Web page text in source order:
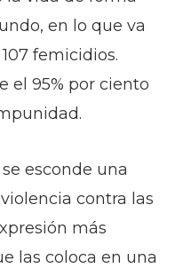
en lo que va
femicidios.
el 95% por ciento
esconde una
contra las
más
las coloca en una